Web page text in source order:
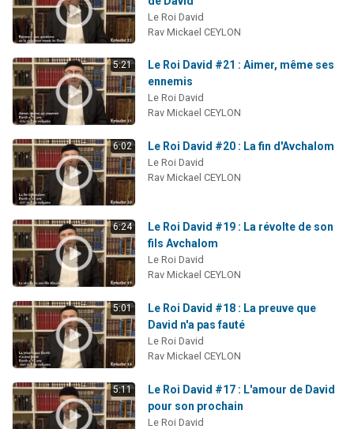
Il reste 49 places pour étudier en groupe sur Zoom
12 nouvelles musiques dans Torah-Box Music
3 personnes viennent de nous rejoindre sur WhatsApp
Le Roi David
Rav Mickael CEYLON
5:21
Le Roi David #21 : Aimer, même ses
ennemis
Le Roi David
Rav Mickael CEYLON
6:02 Le Roi David #20 : La fin d'Avchalom
Le Roi David
Rav Mickael CEYLON
6:24
Le Roi David #19 : La révolte de son
fils Avchalom
Le Roi David
Rav Mickael CEYLON
5:01
Le Roi David #18 : La preuve que
David n'a pas fauté
Le Roi David
Rav Mickael CEYLON
5:11
Le Roi David #17 : L'amour de David
pour son prochain
Le Roi David